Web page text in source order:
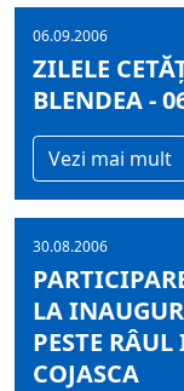
06.09.2006
ZILELE
BLENDEA -
Vezi mai mult
30.08.2006
LA
PESTE
COJASCA